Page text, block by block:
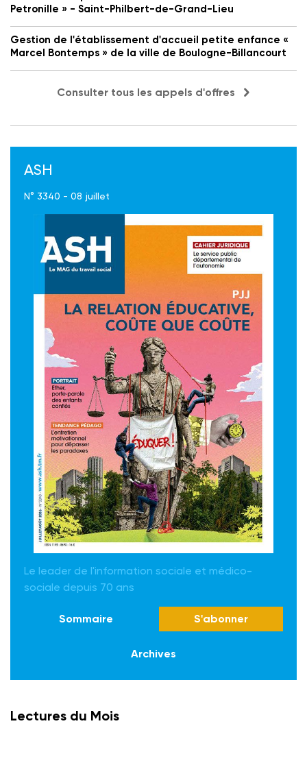
Petronille » - Saint-Philbert-de-Grand-Lieu
Gestion de l'établissement d'accueil petite enfance «
Marcel Bontemps » de la ville de Boulogne-Billancourt
Consulter tous les appels d'offres
ASH
N° 3340 - 08 juillet
Le leader de l'information sociale et médico-
sociale depuis 70 ans
Sommaire S'abonner
Archives
Lectures du Mois